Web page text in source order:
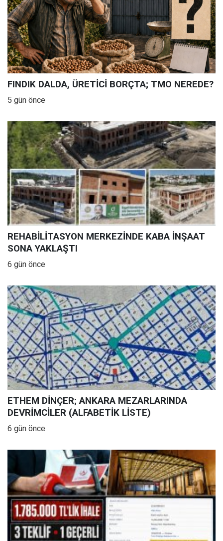
FINDIK DALDA, ÜRETİCİ BORÇTA; TMO NEREDE?
5 gün önce
REHABİLİTASYON MERKEZİNDE KABA İNŞAAT
SONA YAKLAŞTI
6 gün önce
ETHEM DİNÇER; ANKARA MEZARLARINDA
DEVRİMCİLER (ALFABETİK LİSTE)
6 gün önce